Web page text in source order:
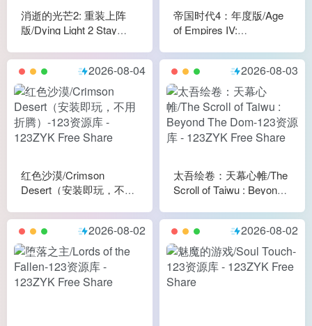
消逝的光芒2: 重装上阵
版/Dying Light 2 Stay
帝国时代4：年度版/Age
of Empires IV:
2026-08-04
红色沙漠/Crimson
Desert（安装即玩，不用
2026-08-03
太吾绘卷：天幕心帷/The
Scroll of Taiwu : Beyond
2026-08-02 2026-08-02